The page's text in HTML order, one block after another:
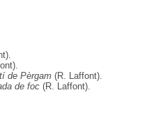
de Pèrgam (R. Laffont).
de foc (R. Laffont).